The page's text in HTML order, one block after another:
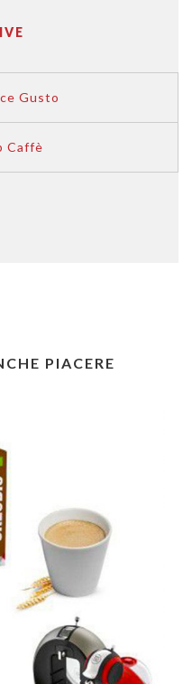
Gusto
Caffè
PIACERE